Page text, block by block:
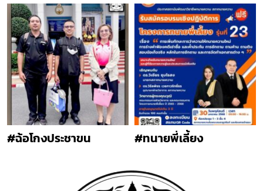
#ฉ้อโกงประชาขน #ทนายพี่เลี้ยง